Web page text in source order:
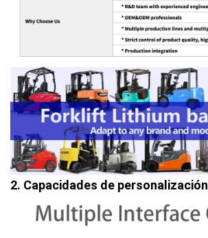
2. Capacidades de personalización